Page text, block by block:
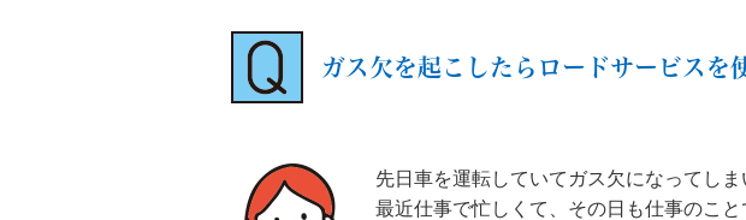
ガス欠を起こしたらロードサービスを
先日車を運転していてガス欠になってし
最近仕事で忙しくて、その日も仕事のこ